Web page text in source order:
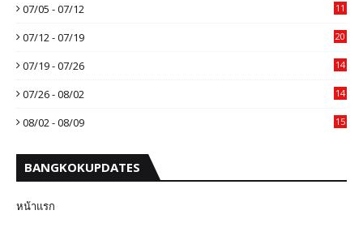
07/05 - 07/12 11
07/12 - 07/19 20
07/19 - 07/26 14
07/26 - 08/02 14
08/02 - 08/09 15
BANGKOKUPDATES
หน้าแรก